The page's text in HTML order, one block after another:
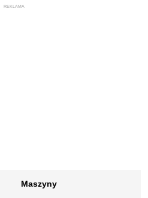
REKLAMA
Maszyny